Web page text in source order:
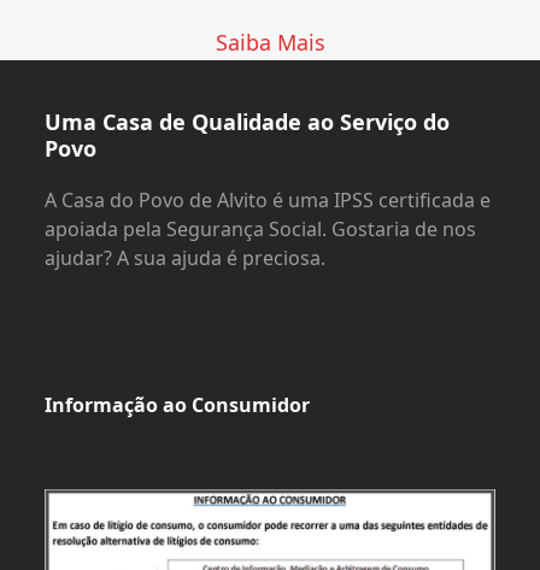
Saiba Mais
Uma Casa de Qualidade ao Serviço do
Povo
A Casa do Povo de Alvito é uma IPSS certificada e
apoiada pela Segurança Social. Gostaria de nos
ajudar? A sua ajuda é preciosa.
Informação ao Consumidor